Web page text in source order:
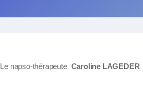
Le napso-thérapeute Caroline LAGEDER